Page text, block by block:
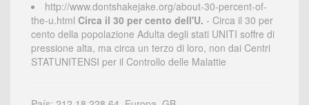
http://www.dontshakejake.org/about-30-percent-of-
the-u.html Circa il 30 per cento dell'U. - Circa il 30 per
cento della popolazione Adulta degli stati UNITI soffre di
pressione alta, ma circa un terzo di loro, non dai Centri
STATUNITENSI per il Controllo delle Malattie